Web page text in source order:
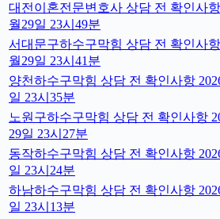
대전이혼전문변호사 상담 전 확인사
월29일 23시49분
서대문구하수구막힘 상담 전 확인사
월29일 23시41분
양천하수구막힘 상담 전 확인사항
일 23시35분
노원구하수구막힘 상담 전 확인사항
29일 23시27분
동작하수구막힘 상담 전 확인사항
일 23시24분
하남하수구막힘 상담 전 확인사항
일 23시13분